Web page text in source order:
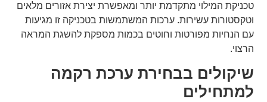
טכניקת המילוי מתקדמת יותר ומאפשרת יצירת אזורים מלאים
וטקסטורות עשירות. ערכות המשתמשות בטכניקה זו מגיעות
עם הנחיות מפורטות וחוטים בכמות מספקת להשגת המראה
הרצוי.
שיקולים בבחירת ערכת רקמה
למתחילים